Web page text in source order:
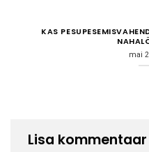
KAS
mai
Lisa kommentaar